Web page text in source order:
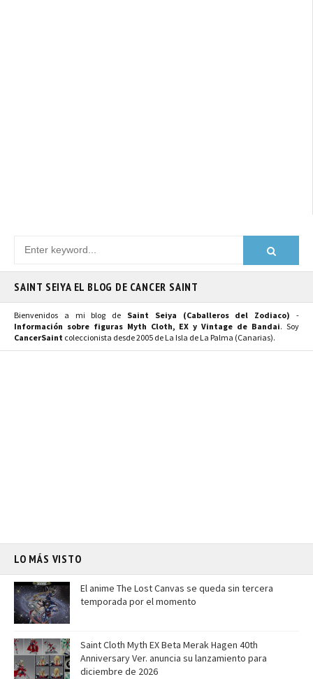
SAINT SEIYA EL BLOG DE CANCER SAINT
Bienvenidos a mi blog de Saint Seiya (Caballeros del Zodiaco) -
Información sobre figuras Myth Cloth, EX y Vintage de Bandai. Soy
CancerSaint coleccionista desde 2005 de La Isla de La Palma (Canarias).
LO MÁS VISTO
El anime The Lost Canvas se queda sin tercera
temporada por el momento
Saint Cloth Myth EX Beta Merak Hagen 40th
Anniversary Ver. anuncia su lanzamiento para
diciembre de 2026